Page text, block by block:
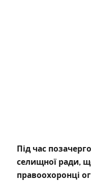
Під час
селищної ради,
правоохоронці